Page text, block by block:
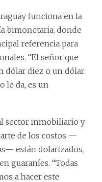
funciona en la
bimonetaria, donde
referencia para
“El señor que
dólar diez o un dólar
le da, es un
sector inmobiliario y
de los costos —
están dolarizados,
guaraníes. “Todas
a hacer este